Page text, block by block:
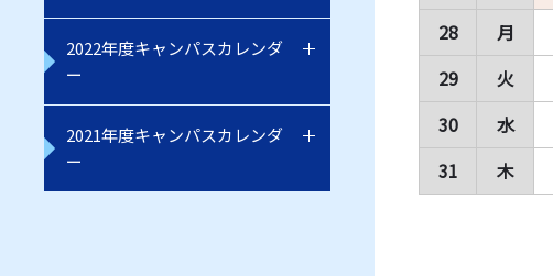
2022年度キャンパスカレンダ
ー
2021年度キャンパスカレンダ
ー
28
月
29
火
30
水
31
木